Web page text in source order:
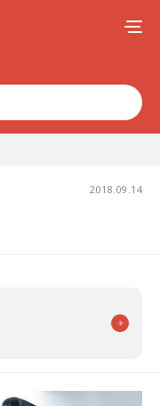
2018.09.14